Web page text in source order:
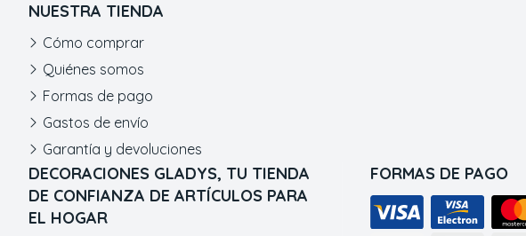
DECORACIONES GLADYS, TU TIENDA
DE CONFIANZA DE ARTÍCULOS PARA
EL HOGAR
FORMAS DE PAGO
NUESTRA TIENDA
Cómo comprar
Quiénes somos
Formas de pago
Gastos de envío
Garantía y devoluciones